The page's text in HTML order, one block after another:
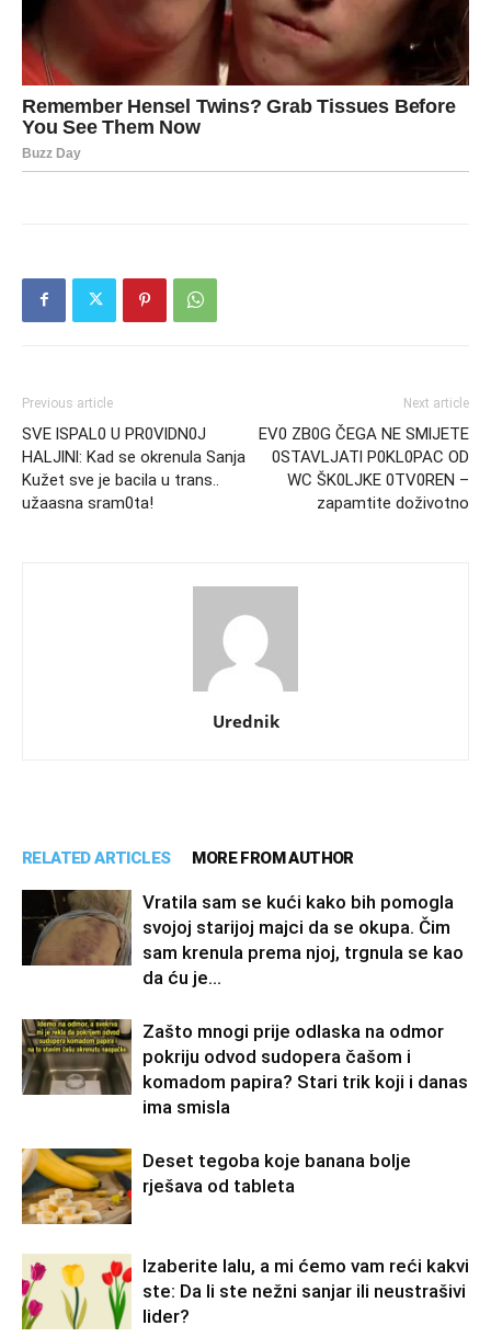
Previous article
SVE lSPAL0 U PR0VlDN0J
HALJlNl: Kad se okrenula Sanja
Kužet sve je bacila u trans..
užaasna sram0ta!
Next article
EV0 ZB0G ČEGA NE SMlJETE
0STAVLJATl P0KL0PAC OD
WC ŠK0LJKE 0TV0REN –
zapamtite doživotno
Urednik
RELATED ARTICLES MORE FROM AUTHOR
Vratila sam se kući kako bih pomogla
svojoj starijoj majci da se okupa. Čim
sam krenula prema njoj, trgnula se kao
da ću je...
Zašto mnogi prije odlaska na odmor
pokriju odvod sudopera čašom i
komadom papira? Stari trik koji i danas
ima smisla
Deset tegoba koje banana bolje
rješava od tableta
Izaberite lalu, a mi ćemo vam reći kakvi
ste: Da li ste nežni sanjar ili neustrašivi
lider?